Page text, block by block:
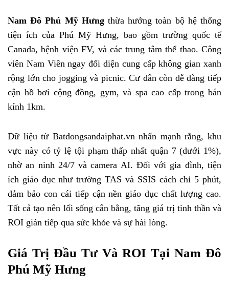
Nam Đô Phú Mỹ Hưngthừa hưởng toàn bộ hệ thống
tiện ích của Phú Mỹ Hưng, bao gồm trường quốc tế
Canada, bệnh viện FV, và các trung tâm thể thao. Công
viên Nam Viên ngay đối diện cung cấp không gian xanh
rộng lớn cho jogging và picnic. Cư dân còn dễ dàng tiếp
cận hồ bơi cộng đồng, gym, và spa cao cấp trong bán
kính 1km.
Dữ liệu từ Batdongsandaiphat.vn nhấn mạnh rằng, khu
vực này có tỷ lệ tội phạm thấp nhất quận 7 (dưới 1%),
nhờ an ninh 24/7 và camera AI. Đối với gia đình, tiện
ích giáo dục như trường TAS và SSIS cách chỉ 5 phút,
đảm bảo con cái tiếp cận nền giáo dục chất lượng cao.
Tất cả tạo nên lối sống cân bằng, tăng giá trị tinh thần và
ROI gián tiếp qua sức khỏe và sự hài lòng.
Giá Trị Đầu Tư Và ROI Tại Nam Đô
Phú Mỹ Hưng